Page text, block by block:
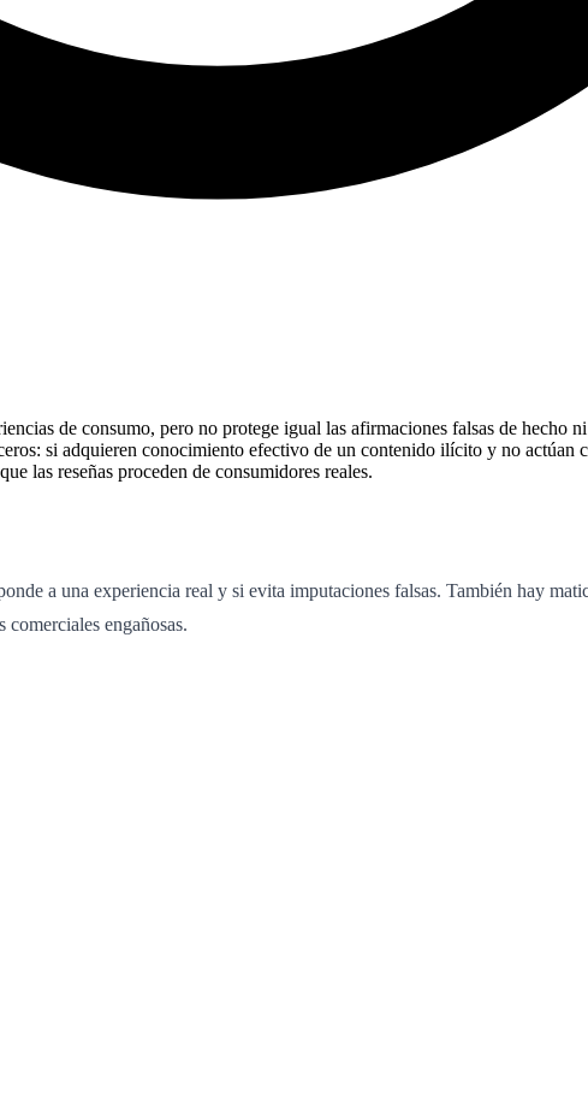
de consumo, pero no protege igual las afirmaciones falsas de hecho
si adquieren conocimiento efectivo de un contenido ilícito y no
las reseñas proceden de consumidores reales.
a una experiencia real y si evita imputaciones falsas. También hay
engañosas.